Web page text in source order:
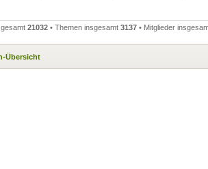
21032 • Themen insgesamt 3137 • Mitglieder
Übersicht